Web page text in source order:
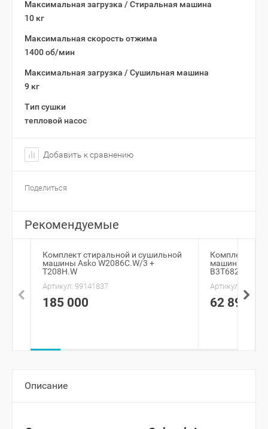
Максимальная загрузка / Стиральная машина
10 кг
Максимальная скорость отжима
1400 об/мин
Максимальная загрузка / Сушильная машина
9 кг
Тип сушки
тепловой насос
Добавить к сравнению
Поделиться
Рекомендуемые
Комплект стиральной и сушильной
машины Asko W2086C.W/3 +
T208H.W
Артикул: 99141837
185 000
Комплект
машины Beko
B3T68230
Артикул:
62 890
Описание